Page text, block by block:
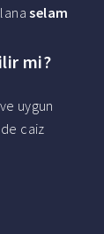
selam
mi?
ve uygun
caiz